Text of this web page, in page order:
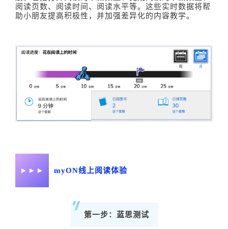
阅读页数、阅读时间、阅读水平等。这些实时数据将帮
助小朋友提高积极性，并加强差异化的内容教学。
►►► myON线上阅读体验
第一步：蓝思测试